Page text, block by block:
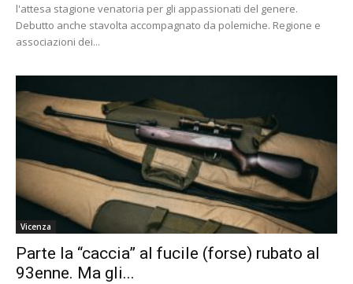
l'attesa stagione venatoria per gli appassionati del genere.
Debutto anche stavolta accompagnato da polemiche. Regione e
associazioni dei...
Vicenza
Parte la “caccia” al fucile (forse) rubato al
93enne. Ma gli...